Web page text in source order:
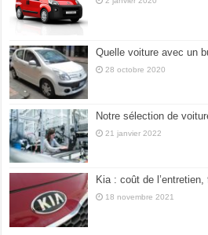
Quelle voiture avec un
28 octobre 2020
Notre sélection de
21 janvier 2022
Kia : coût de
18 novembre 2021